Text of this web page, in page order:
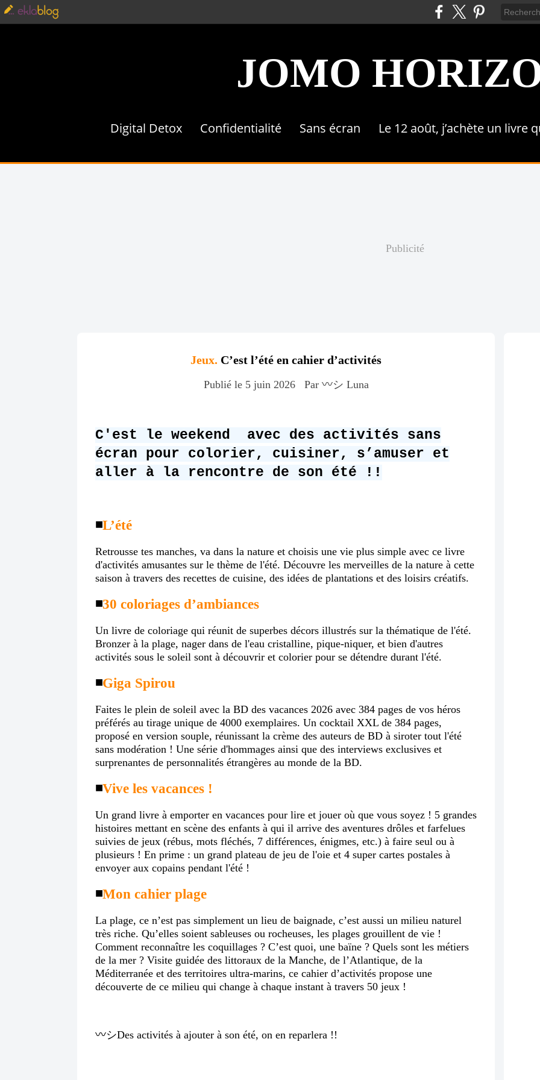
JOMO
Digital Detox Confidentialité Sans écran Le 12 août, j’achète un livre
Publicité
Jeux. C’est l’été en cahier d’activités
Publié le 5 juin 2026 Par 〰️シ Luna
C'est le weekend avec des activités sans
écran pour colorier, cuisiner, s’amuser et
aller à la rencontre de son été !!
◾️L’été
Retrousse tes manches, va dans la nature et choisis une vie plus simple avec ce livre
d'activités amusantes sur le thème de l'été. Découvre les merveilles de la nature à cette
saison à travers des recettes de cuisine, des idées de plantations et des loisirs créatifs.
◾️30 coloriages d’ambiances
Un livre de coloriage qui réunit de superbes décors illustrés sur la thématique de l'été.
Bronzer à la plage, nager dans de l'eau cristalline, pique-niquer, et bien d'autres
activités sous le soleil sont à découvrir et colorier pour se détendre durant l'été.
◾️Giga Spirou
Faites le plein de soleil avec la BD des vacances 2026 avec 384 pages de vos héros
préférés au tirage unique de 4000 exemplaires. Un cocktail XXL de 384 pages,
proposé en version souple, réunissant la crème des auteurs de BD à siroter tout l'été
sans modération ! Une série d'hommages ainsi que des interviews exclusives et
surprenantes de personnalités étrangères au monde de la BD.
◾️Vive les vacances !
Un grand livre à emporter en vacances pour lire et jouer où que vous soyez ! 5 grandes
histoires mettant en scène des enfants à qui il arrive des aventures drôles et farfelues
suivies de jeux (rébus, mots fléchés, 7 différences, énigmes, etc.) à faire seul ou à
plusieurs ! En prime : un grand plateau de jeu de l'oie et 4 super cartes postales à
envoyer aux copains pendant l'été !
◾️Mon cahier plage
La plage, ce n’est pas simplement un lieu de baignade, c’est aussi un milieu naturel
très riche. Qu’elles soient sableuses ou rocheuses, les plages grouillent de vie !
Comment reconnaître les coquillages ? C’est quoi, une baïne ? Quels sont les métiers
de la mer ? Visite guidée des littoraux de la Manche, de l’Atlantique, de la
Méditerranée et des territoires ultra-marins, ce cahier d’activités propose une
découverte de ce milieu qui change à chaque instant à travers 50 jeux !
〰️シDes activités à ajouter à son été, on en reparlera !!